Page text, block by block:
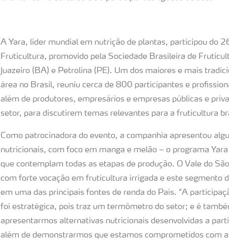
A Yara, líder mundial em nutrição de plantas, participou do
Fruticultura, promovido pela Sociedade Brasileira de
Juazeiro (BA) e Petrolina (PE). Um dos maiores e mais
área no Brasil, reuniu cerca de 800 participantes e
além de produtores, empresários e empresas públicas e
setor, para discutirem temas relevantes para a fruticultura
Como patrocinadora do evento, a companhia apresentou
nutricionais, com foco em manga e melão – o programa
que contemplam todas as etapas de produção. O Vale do
com forte vocação em fruticultura irrigada e este segmento
em uma das principais fontes de renda do País. “A
foi estratégica, pois traz um termômetro do setor; e é
apresentarmos alternativas nutricionais desenvolvidas a
além de demonstrarmos que estamos comprometidos com